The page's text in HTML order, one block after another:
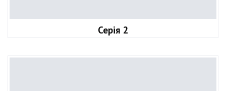
Серія 2